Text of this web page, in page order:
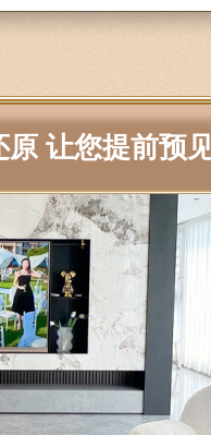
原 让您提前预